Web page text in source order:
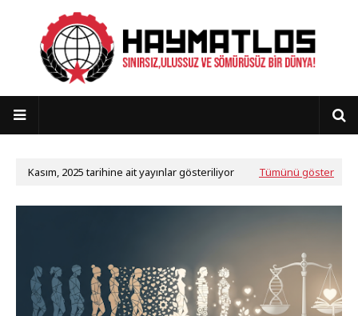
Kasım, 2025 tarihine ait yayınlar gösteriliyor Tümünü göster